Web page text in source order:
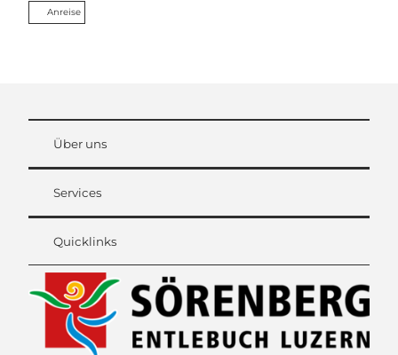
Anreise
Über uns
Services
Quicklinks